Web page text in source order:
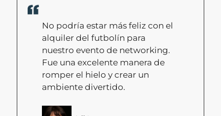
No podría estar más feliz con el
alquiler del futbolín para
nuestro evento de networking.
Fue una excelente manera de
romper el hielo y crear un
ambiente divertido.